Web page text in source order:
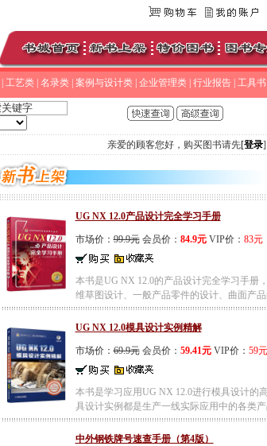
工艺类 名录类 案例与设计类 企业管理类 行业报告 工具书
亲爱的顾客您好，购买图书请先[登录
UG NX 12.0产品设计完全学习手册
市场价：99.9元会员价： 84.9元VIP价： 83元
本书是UG NX 12.0的产品设计完全学习手册
维草图设计、一般产品零件的设计、曲面产
UG NX 12.0模具设计实例精解
市场价：69.9元会员价： 59.41元VIP价： 59元
本书是学习应用UG NX 12.0进行模具设计的
具设计实例都是生产一线实际应用中的各类产
中外钢铁牌号速查手册（第4版）